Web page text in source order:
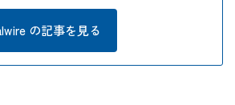
の記事を見る